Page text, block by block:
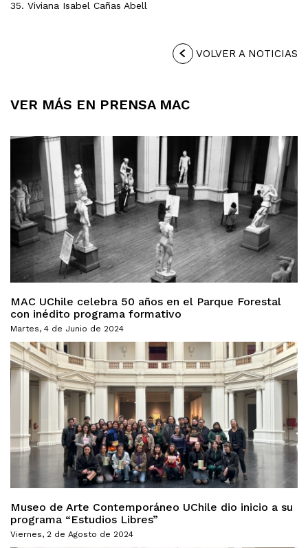
35. Viviana Isabel Cañas Abell
VOLVER A NOTICIAS
VER MÁS EN PRENSA MAC
MAC UChile celebra 50 años en el Parque Forestal
con inédito programa formativo
Martes, 4 de Junio de 2024
Museo de Arte Contemporáneo UChile dio inicio a su
programa “Estudios Libres”
Viernes, 2 de Agosto de 2024